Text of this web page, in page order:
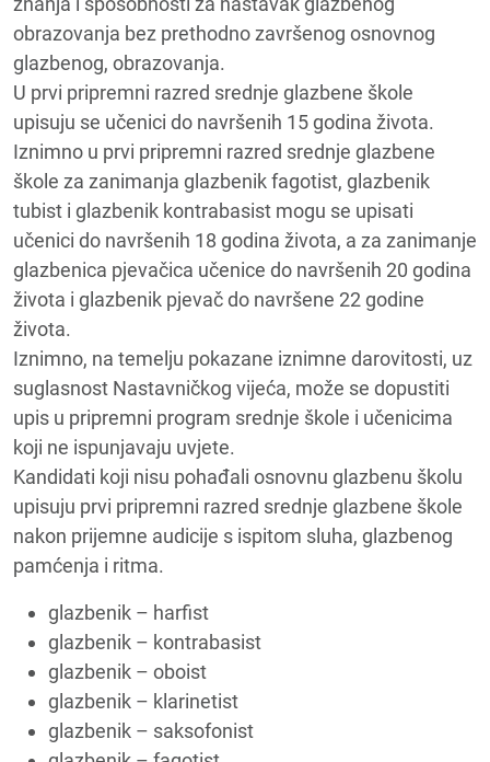
obrazovanja bez prethodno završenog osnovnog
glazbenog, obrazovanja.
U prvi pripremni razred srednje glazbene škole
upisuju se učenici do navršenih 15 godina života.
Iznimno u prvi pripremni razred srednje glazbene
škole za zanimanja glazbenik fagotist, glazbenik
tubist i glazbenik kontrabasist mogu se upisati
učenici do navršenih 18 godina života, a za zanimanje
glazbenica pjevačica učenice do navršenih 20 godina
života i glazbenik pjevač do navršene 22 godine
života.
Iznimno, na temelju pokazane iznimne darovitosti, uz
suglasnost Nastavničkog vijeća, može se dopustiti
upis u pripremni program srednje škole i učenicima
koji ne ispunjavaju uvjete.
Kandidati koji nisu pohađali osnovnu glazbenu školu
upisuju prvi pripremni razred srednje glazbene škole
nakon prijemne audicije s ispitom sluha, glazbenog
pamćenja i ritma.
glazbenik – harfist
glazbenik – kontrabasist
glazbenik – oboist
glazbenik – klarinetist
glazbenik – saksofonist